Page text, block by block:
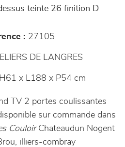
teinte 26 finition D
: 27105
DE LANGRES
H61 x L188 x P54 cm
TV 2 portes coulissantes
sur commande dans
CouloirChateaudun Nogent
illiers-combray